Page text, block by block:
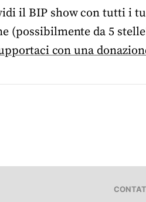
il BIP show con tutti i
(possibilmente da 5
con una